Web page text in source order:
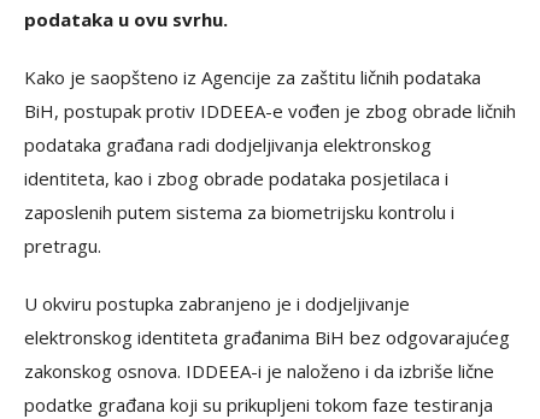
podataka u ovu svrhu.
Kako je saopšteno iz Agencije za zaštitu ličnih podataka
BiH, postupak protiv IDDEEA-e vođen je zbog obrade ličnih
podataka građana radi dodjeljivanja elektronskog
identiteta, kao i zbog obrade podataka posjetilaca i
zaposlenih putem sistema za biometrijsku kontrolu i
pretragu.
U okviru postupka zabranjeno je i dodjeljivanje
elektronskog identiteta građanima BiH bez odgovarajućeg
zakonskog osnova. IDDEEA-i je naloženo i da izbriše lične
podatke građana koji su prikupljeni tokom faze testiranja